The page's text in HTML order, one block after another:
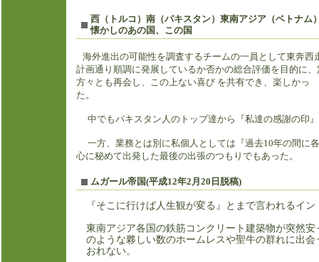
西（トルコ）南（パキスタン）東南アジア（ベトナム
懐かしのあの国、この国
海外進出の可能性を調査するチームの一員として東奔
計画通り順調に発展しているか否かの総合評価を目的に
方々とも再会し、この上ない喜び を共有でき、楽しかっ
中でもパキスタン人のトップ達から『私達の感謝の印
一方、業務とは別に私個人としては『過去10年の間に
心に秘めて出発した最後の出張のつもりでもあった。
ムガール帝国(平成12年2月20日脱稿)
『そこに行けば人生観が変る』とまで言われるイ
東南アジア各国の鉄筋コンクリート建築物が突然
のような夥しい数のホームレスや聖牛の群れに出
おれない。